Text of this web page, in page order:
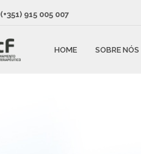
(+351) 915 005 007
HOME SOBRE NÓS